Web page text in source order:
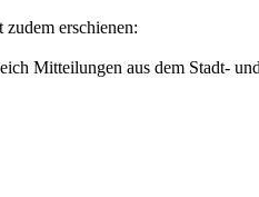
erschienen:
Mitteilungen aus dem Stadt-